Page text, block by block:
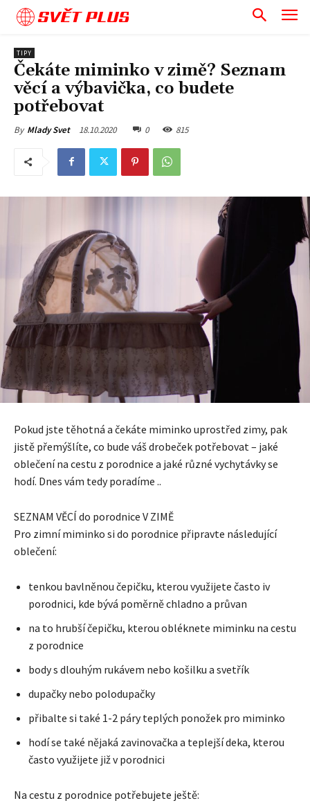
SVĚT PLUS
TIPY
Čekáte miminko v zimě? Seznam
věcí a výbavička, co budete
potřebovat
By Mlady Svet 18.10.2020 0 815
Pokud jste těhotná a čekáte miminko uprostřed zimy, pak
jistě přemýšlíte, co bude váš drobeček potřebovat – jaké
oblečení na cestu z porodnice a jaké různé vychytávky se
hodí. Dnes vám tedy poradíme ..
SEZNAM VĚCÍ do porodnice V ZIMĚ
Pro zimní miminko si do porodnice připravte následující
oblečení:
tenkou bavlněnou čepičku, kterou využijete často iv
porodnici, kde bývá poměrně chladno a průvan
na to hrubší čepičku, kterou obléknete miminku na cestu
z porodnice
body s dlouhým rukávem nebo košilku a svetřík
dupačky nebo polodupačky
přibalte si také 1-2 páry teplých ponožek pro miminko
hodí se také nějaká zavinovačka a teplejší deka, kterou
často využijete již v porodnici
Na cestu z porodnice potřebujete ještě: